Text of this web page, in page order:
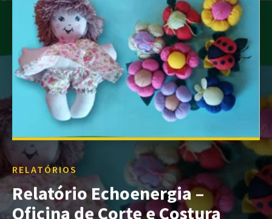
RELATÓRIOS
Relatório Echoenergia –
Oficina de Corte e Costura